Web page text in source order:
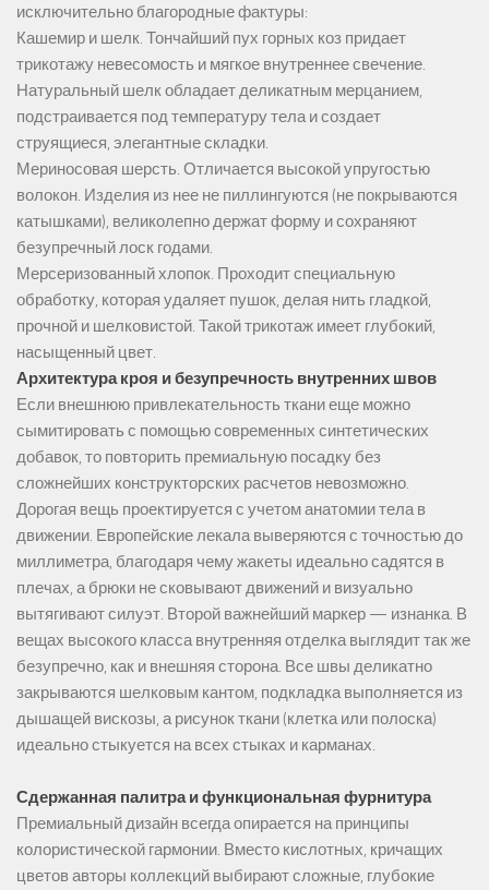
исключительно благородные фактуры:
Кашемир и шелк. Тончайший пух горных коз придает
трикотажу невесомость и мягкое внутреннее свечение.
Натуральный шелк обладает деликатным мерцанием,
подстраивается под температуру тела и создает
струящиеся, элегантные складки.
Мериносовая шерсть. Отличается высокой упругостью
волокон. Изделия из нее не пиллингуются (не покрываются
катышками), великолепно держат форму и сохраняют
безупречный лоск годами.
Мерсеризованный хлопок. Проходит специальную
обработку, которая удаляет пушок, делая нить гладкой,
прочной и шелковистой. Такой трикотаж имеет глубокий,
насыщенный цвет.
Архитектура кроя и безупречность внутренних швов
Если внешнюю привлекательность ткани еще можно
сымитировать с помощью современных синтетических
добавок, то повторить премиальную посадку без
сложнейших конструкторских расчетов невозможно.
Дорогая вещь проектируется с учетом анатомии тела в
движении. Европейские лекала выверяются с точностью до
миллиметра, благодаря чему жакеты идеально садятся в
плечах, а брюки не сковывают движений и визуально
вытягивают силуэт. Второй важнейший маркер — изнанка. В
вещах высокого класса внутренняя отделка выглядит так же
безупречно, как и внешняя сторона. Все швы деликатно
закрываются шелковым кантом, подкладка выполняется из
дышащей вискозы, а рисунок ткани (клетка или полоска)
идеально стыкуется на всех стыках и карманах.
Сдержанная палитра и функциональная фурнитура
Премиальный дизайн всегда опирается на принципы
колористической гармонии. Вместо кислотных, кричащих
цветов авторы коллекций выбирают сложные, глубокие